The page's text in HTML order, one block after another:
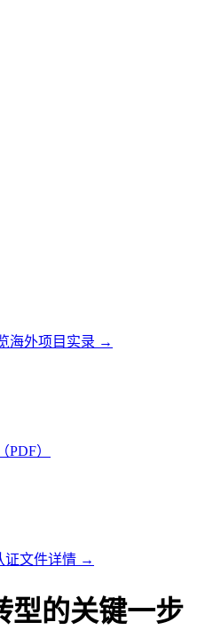
海外项目实录 →
PDF）
证文件详情 →
型的关键一步